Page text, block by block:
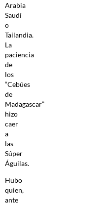
Arabia
Saudí
o
Tailandia.
La
paciencia
de
los
“Cebúes
de
Madagascar”
hizo
caer
a
las
Súper
Águilas.
Hubo
quien,
ante